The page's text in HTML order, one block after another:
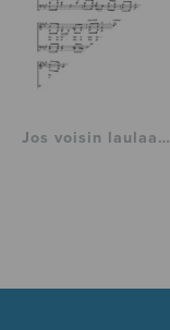
Jos voisin laulaa…